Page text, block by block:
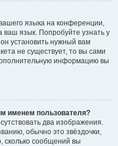
языка на конференции,
ваш язык. Попробуйте узнать у
установить нужный вам
не существует, то вы сами
информацию вы
именем пользователя?
два изображения.
обычно это звёздочки,
сколько сообщений вы